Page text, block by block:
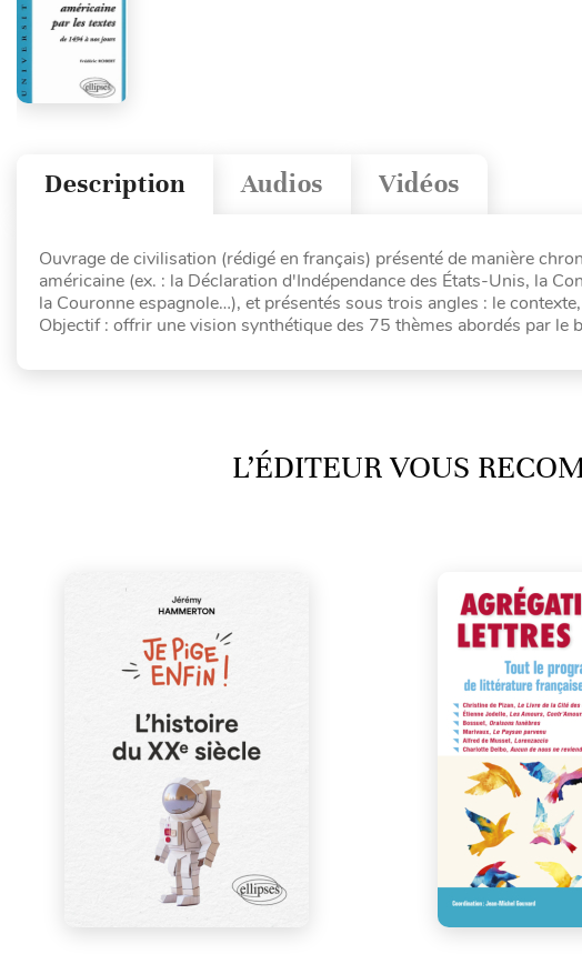
Vidéos
Audios
Description
Ouvrage de civilisation (rédigé en français) présenté de manière
américaine (ex. : la Déclaration d'Indépendance des États-Unis, la
la Couronne espagnole…), et présentés sous trois angles : le
Objectif : offrir une vision synthétique des 75 thèmes abordés par le
L’ÉDITEUR VOUS